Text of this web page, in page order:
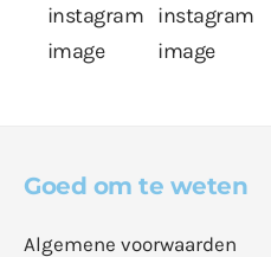
Goed om te weten
Algemene voorwaarden